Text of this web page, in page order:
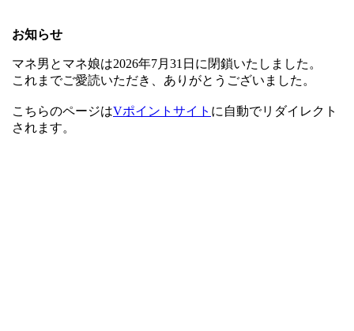
お知らせ
マネ男とマネ娘は2026年7月31日に閉鎖いたしました。
これまでご愛読いただき、ありがとうございました。
こちらのページはVポイントサイト に自動でリダイレクト
されます。